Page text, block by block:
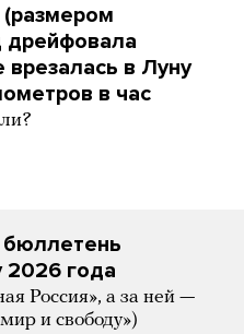
(размером
дрейфовала
в Луну
в час
бюллетень
2026 года
Россия», а за ней —
и свободу»)